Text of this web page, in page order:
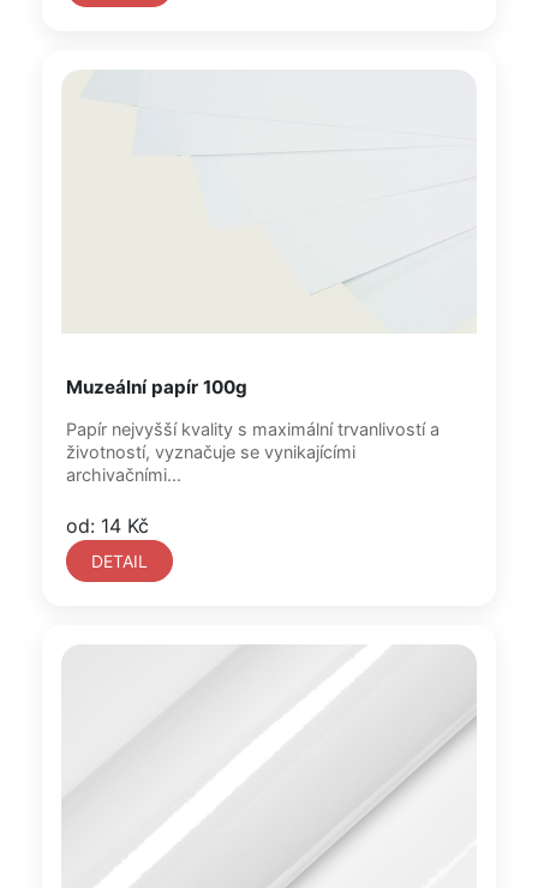
Muzeální papír 100g
Papír nejvyšší kvality s maximální trvanlivostí a
životností, vyznačuje se vynikajícími
archivačními...
od: 14 Kč
DETAIL